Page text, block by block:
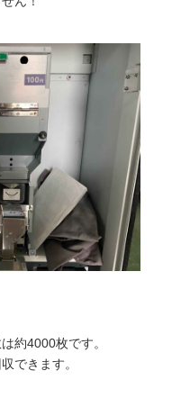
約4000枚です。
できます。